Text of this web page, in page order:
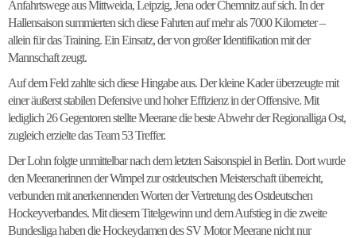
Anfahrtswege aus Mittweida, Leipzig, Jena oder Chemnitz auf sich. In der
Hallensaison summierten sich diese Fahrten auf mehr als 7000 Kilometer –
allein für das Training. Ein Einsatz, der von großer Identifikation mit der
Mannschaft zeugt.
Auf dem Feld zahlte sich diese Hingabe aus. Der kleine Kader überzeugte mit
einer äußerst stabilen Defensive und hoher Effizienz in der Offensive. Mit
lediglich 26 Gegentoren stellte Meerane die beste Abwehr der Regionalliga Ost,
zugleich erzielte das Team 53 Treffer.
Der Lohn folgte unmittelbar nach dem letzten Saisonspiel in Berlin. Dort wurde
den Meeranerinnen der Wimpel zur ostdeutschen Meisterschaft überreicht,
verbunden mit anerkennenden Worten der Vertretung des Ostdeutschen
Hockeyverbandes. Mit diesem Titelgewinn und dem Aufstieg in die zweite
Bundesliga haben die Hockeydamen des SV Motor Meerane nicht nur